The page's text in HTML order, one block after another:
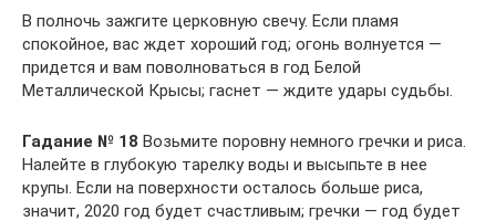
В полночь зажгите церковную свечу. Если пламя
спокойное, вас ждет хороший год; огонь волнуется —
придется и вам поволноваться в год Белой
Металлической Крысы; гаснет — ждите удары судьбы.
Гадание № 18 Возьмите поровну немного гречки и риса.
Налейте в глубокую тарелку воды и высыпьте в нее
крупы. Если на поверхности осталось больше риса,
значит, 2020 год будет счастливым; гречки — год будет